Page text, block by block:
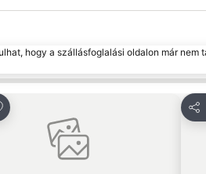
hogy a szállásfoglalási oldalon már nem
a kedvencekhez